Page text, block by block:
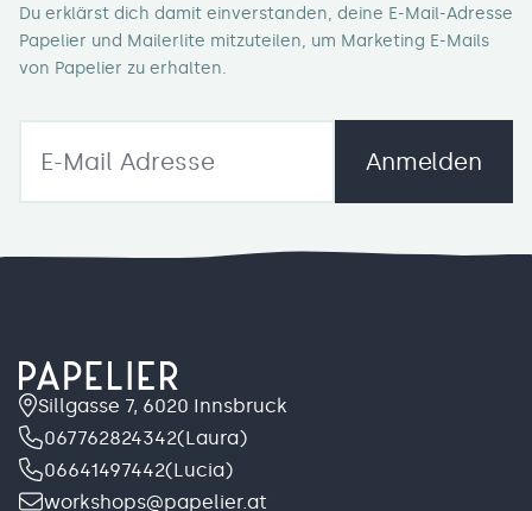
Du erklärst dich damit einverstanden, deine E-Mail-Adresse
Papelier und Mailerlite mitzuteilen, um Marketing E-Mails
von Papelier zu erhalten.
Anmelden
Sillgasse 7, 6020 Innsbruck
067762824342(Laura)
06641497442(Lucia)
workshops@papelier.at